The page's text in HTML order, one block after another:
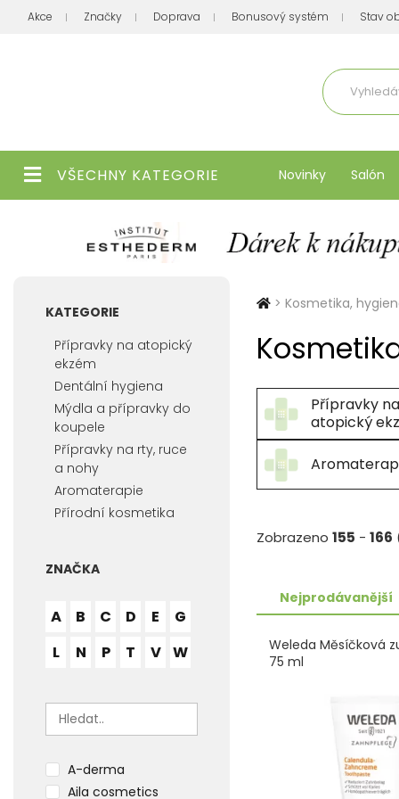
Akce Značky Doprava Bonusový systém Stav
VŠECHNY KATEGORIE Novinky Salón
> Kosmetika,
Přípravky na
atopický
Zobrazeno 155 - 166
Nejprodávanější
Weleda Měsíčková
75 ml
KATEGORIE
Přípravky na atopický
ekzém
Dentální hygiena
Mýdla a přípravky do
koupele
Přípravky na rty, ruce
a nohy
Aromaterapie
Přírodní kosmetika
ZNAČKA
A B C D E
G
L
N P T V W
A-derma
Aila cosmetics